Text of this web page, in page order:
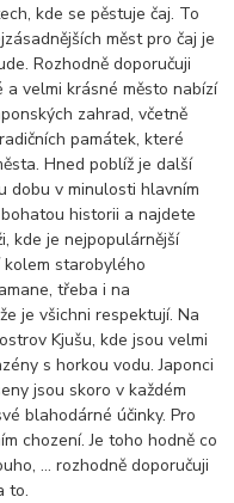
kde se pěstuje čaj. To
měst pro čaj je
Rozhodně doporučuji
velmi krásné město nabízí
zahrad, včetně
památek, které
Hned poblíž je další
dobu v minulosti hlavním
historii a najdete
kde je nejpopulárnější
starobylého
třeba i na
je všichni respektují. Na
Kjušu, kde jsou velmi
s horkou vodu. Japonci
jsou skoro v každém
blahodárné účinky. Pro
chození. Je toho hodně co
… rozhodně doporučuji
to.